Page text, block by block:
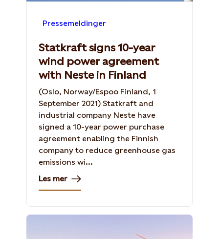
Pressemeldinger
Statkraft signs 10-year
wind power agreement
with Neste in Finland
(Oslo, Norway/Espoo Finland, 1
September 2021) Statkraft and
industrial company Neste have
signed a 10-year power purchase
agreement enabling the Finnish
company to reduce greenhouse gas
emissions wi...
Les mer